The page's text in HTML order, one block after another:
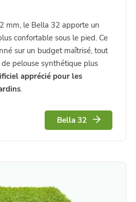
mm, le Bella 32 apporte un
confortable sous le pied. Ce
sur un budget maîtrisé, tout
pelouse synthétique plus
apprécié pour les
.
Bella 32